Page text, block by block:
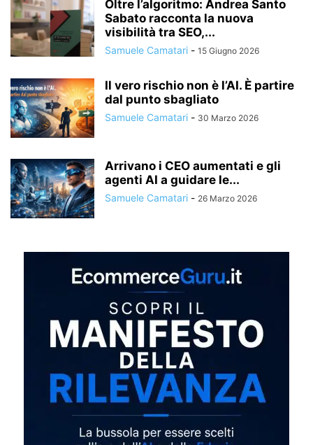
Oltre l’algoritmo: Andrea Santo
Sabato racconta la nuova
visibilità tra SEO,...
Samuele Camatari - 15 Giugno 2026
Il vero rischio non è l’AI. È partire
dal punto sbagliato
Samuele Camatari - 30 Marzo 2026
Arrivano i CEO aumentati e gli
agenti AI a guidare le...
Samuele Camatari - 26 Marzo 2026